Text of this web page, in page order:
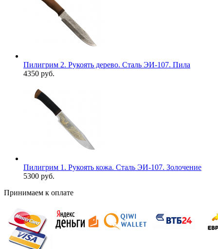
Пилигрим 2. Рукоять дерево. Сталь ЭИ-107. Пила
4350 руб.
Пилигрим 1. Рукоять кожа. Сталь ЭИ-107. Золочение
5300 руб.
Принимаем к оплате